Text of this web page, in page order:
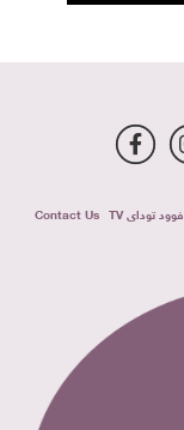
فوود توداى TV
Contact Us